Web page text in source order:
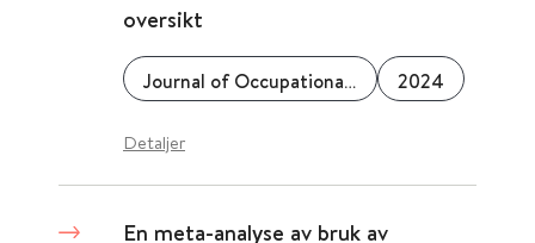
oversikt
Journal of Occupational Rehabilitation 2024
Detaljer
En meta-analyse av bruk av